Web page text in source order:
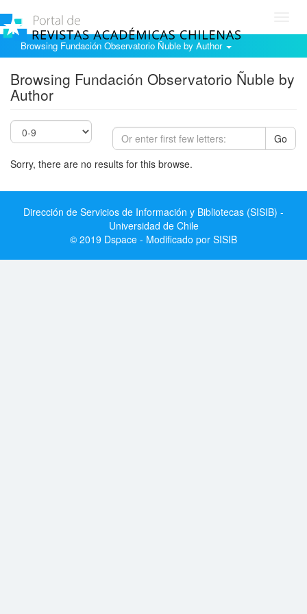
Browsing Fundación Observatorio Ñuble by Author
Browsing Fundación Observatorio Ñuble by
Author
Go
Sorry, there are no results for this browse.
Dirección de Servicios de Información y Bibliotecas (SISIB) -
Universidad de Chile
© 2019 Dspace - Modificado por SISIB